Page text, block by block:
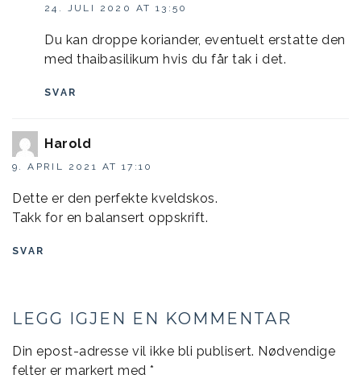
24. JULI 2020 AT 13:50
Du kan droppe koriander, eventuelt erstatte den
med thaibasilikum hvis du får tak i det.
SVAR
Harold
9. APRIL 2021 AT 17:10
Dette er den perfekte kveldskos.
Takk for en balansert oppskrift.
SVAR
LEGG IGJEN EN KOMMENTAR
Din epost-adresse vil ikke bli publisert. Nødvendige
felter er markert med *